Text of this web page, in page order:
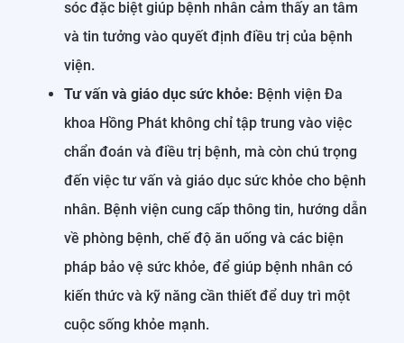
sóc đặc biệt giúp bệnh nhân cảm thấy an tâm
và tin tưởng vào quyết định điều trị của bệnh
viện.
Tư vấn và giáo dục sức khỏe: Bệnh viện Đa
khoa Hồng Phát không chỉ tập trung vào việc
chẩn đoán và điều trị bệnh, mà còn chú trọng
đến việc tư vấn và giáo dục sức khỏe cho bệnh
nhân. Bệnh viện cung cấp thông tin, hướng dẫn
về phòng bệnh, chế độ ăn uống và các biện
pháp bảo vệ sức khỏe, để giúp bệnh nhân có
kiến thức và kỹ năng cần thiết để duy trì một
cuộc sống khỏe mạnh.